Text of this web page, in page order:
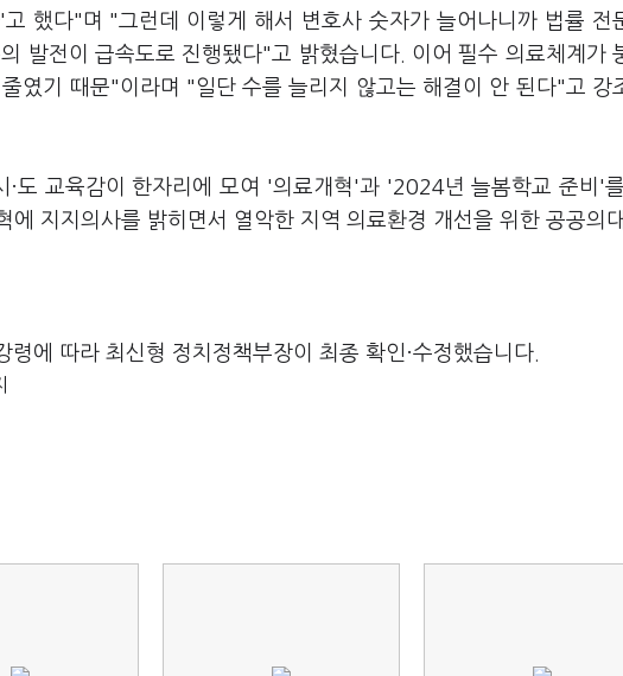
했다"며 "그런데 이렇게 해서 변호사 숫자가 늘어나니까 법률 전
발전이 급속도로 진행됐다"고 밝혔습니다. 이어 필수 의료체계가
였기 때문"이라며 "일단 수를 늘리지 않고는 해결이 안 된다"고 강
·도 교육감이 한자리에 모여 '의료개혁'과 '2024년 늘봄학교 준비'
에 지지의사를 밝히면서 열악한 지역 의료환경 개선을 위한 공공의
에 따라 최신형 정치정책부장이 최종 확인·수정했습니다.